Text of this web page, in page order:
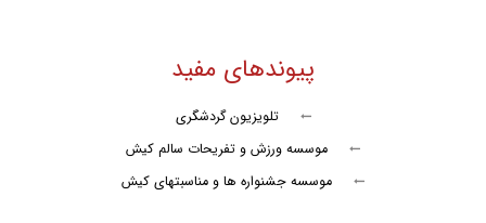
پیوندهای مفید
تلویزیون گردشگری
موسسه ورزش و تفریحات سالم کیش
موسسه جشنواره ها و مناسبتهای کیش